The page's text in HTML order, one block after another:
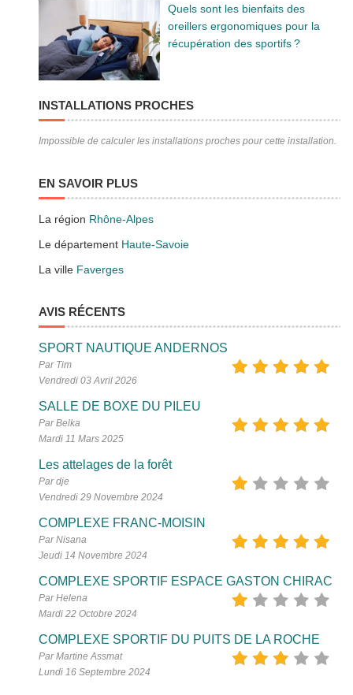
Quels sont les bienfaits des
oreillers ergonomiques pour la
récupération des sportifs ?
INSTALLATIONS PROCHES
Impossible de calculer les installations proches pour cette installation.
EN SAVOIR PLUS
La région Rhône-Alpes
Le département Haute-Savoie
La ville Faverges
AVIS RÉCENTS
SPORT NAUTIQUE ANDERNOS
Par Tim
Vendredi 03 Avril 2026
SALLE DE BOXE DU PILEU
Par Belka
Mardi 11 Mars 2025
Les attelages de la forêt
Par dje
Vendredi 29 Novembre 2024
COMPLEXE FRANC-MOISIN
Par Nisana
Jeudi 14 Novembre 2024
COMPLEXE SPORTIF ESPACE GASTON CHIRAC
Par Helena
Mardi 22 Octobre 2024
COMPLEXE SPORTIF DU PUITS DE LA ROCHE
Par Martine Assmat
Lundi 16 Septembre 2024